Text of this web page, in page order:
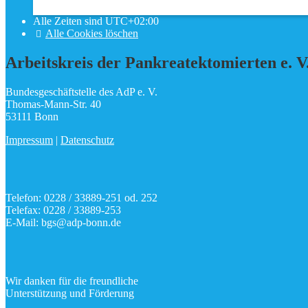
Alle Zeiten sindUTC+02:00
Alle Cookies löschen
Arbeitskreis der Pankreatektomierten e.
Bundesgeschäftstelle des AdP e. V.
Thomas-Mann-Str. 40
53111 Bonn
Impressum | Datenschutz
Telefon: 0228 / 33889-251 od. 252
Telefax: 0228 / 33889-253
E-Mail: bgs@adp-bonn.de
Wir danken für die freundliche
Unterstützung und Förderung